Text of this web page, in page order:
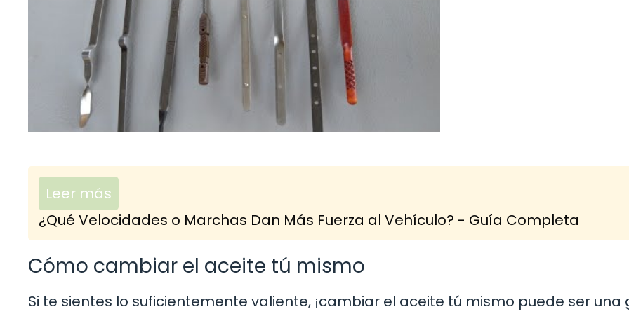
Leer más
¿Qué Velocidades o Marchas Dan Más Fuerza al Vehículo? - Guía Completa
Cómo cambiar el aceite tú mismo
Si te sientes lo suficientemente valiente, ¡cambiar el aceite tú mismo puede ser una